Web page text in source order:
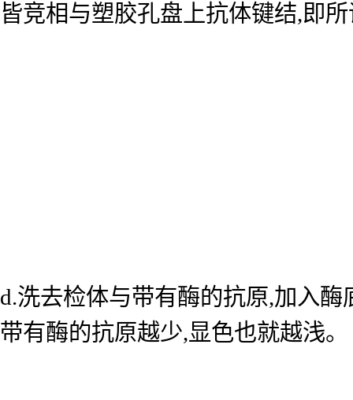
皆竞相与塑胶孔盘上抗体键结,即
d.洗去检体与带有酶的抗原,加入
带有酶的抗原越少,显色也就越浅。